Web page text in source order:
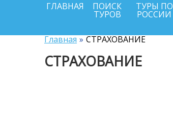
ГЛАВНАЯ ПОИСК
ТУРОВ
ТУРЫ ПО
РОССИИ
Главная СТРАХОВАНИЕ
СТРАХОВАНИЕ